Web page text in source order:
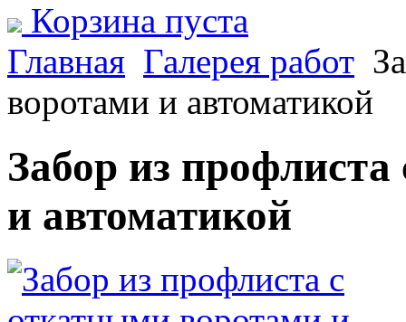
Корзина пуста
Главная Галерея работ
воротами и автоматикой
Забор из
и автоматикой